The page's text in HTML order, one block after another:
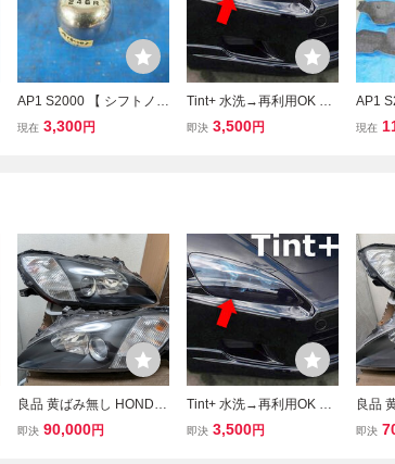
AP1 S2000 【 シフトノブ
６速 6MT 】 純正 HONDA
現在 3,300円
Tint+ 水洗→再利用OK S2
000 AP1/AP2 ヘッドライ
即決 3,500円
AP1
リム
現在
良品 黄ばみ無し HONDA
AP1 AP2 S2000 前期 純
即決 90,000円
Tint+ 水洗→再利用OK S2
000 AP1/AP2 ヘッドライ
即決 3,500円
良品
AP1
即決